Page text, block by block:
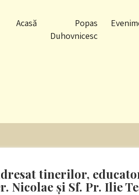
Acasă
Popas
Duhovnicesc
tinerilor,
Nicolae și Sf. Pr. Ilie